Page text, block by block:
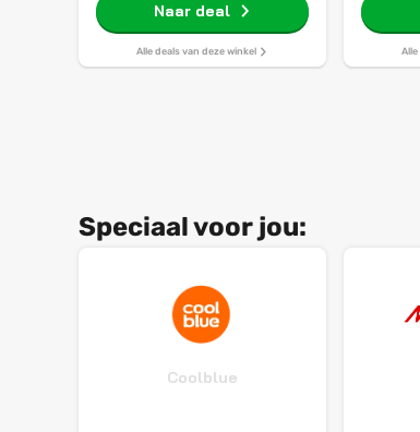
Naar deal
Alle deals van deze winkel
Speciaal voor jou:
Coolblue